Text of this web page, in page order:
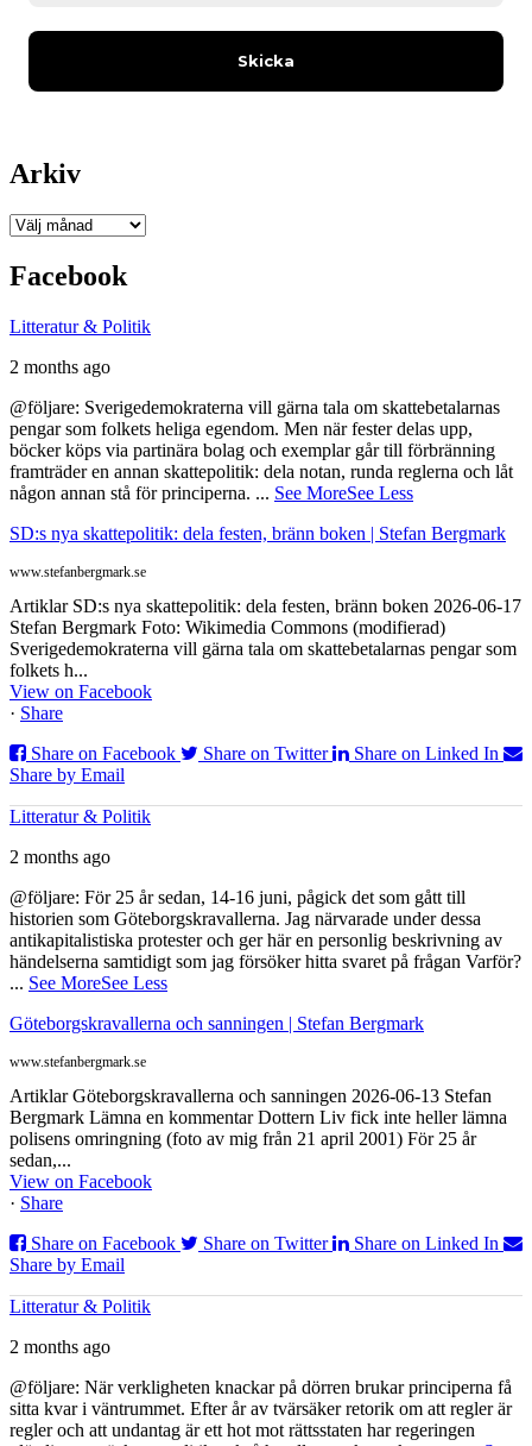
Arkiv
Arkiv
Facebook
Litteratur & Politik
2 months ago
@följare: Sverigedemokraterna vill gärna tala om skattebetalarnas
pengar som folkets heliga egendom. Men när fester delas upp,
böcker köps via partinära bolag och exemplar går till förbränning
framträder en annan skattepolitik: dela notan, runda reglerna och låt
någon annan stå för principerna. ... See MoreSee Less
SD:s nya skattepolitik: dela festen, bränn boken | Stefan Bergmark
www.stefanbergmark.se
Artiklar SD:s nya skattepolitik: dela festen, bränn boken 2026-06-17
Stefan Bergmark Foto: Wikimedia Commons (modifierad)
Sverigedemokraterna vill gärna tala om skattebetalarnas pengar som
folkets h...
View on Facebook
· Share
Share on Facebook
Share on Twitter
Share on Linked In
Share by Email
Litteratur & Politik
2 months ago
@följare: För 25 år sedan, 14-16 juni, pågick det som gått till
historien som Göteborgskravallerna. Jag närvarade under dessa
antikapitalistiska protester och ger här en personlig beskrivning av
händelserna samtidigt som jag försöker hitta svaret på frågan Varför?
... See MoreSee Less
Göteborgskravallerna och sanningen | Stefan Bergmark
www.stefanbergmark.se
Artiklar Göteborgskravallerna och sanningen 2026-06-13 Stefan
Bergmark Lämna en kommentar Dottern Liv fick inte heller lämna
polisens omringning (foto av mig från 21 april 2001) För 25 år
sedan,...
View on Facebook
· Share
Share on Facebook
Share on Twitter
Share on Linked In
Share by Email
Litteratur & Politik
2 months ago
@följare: När verkligheten knackar på dörren brukar principerna få
sitta kvar i väntrummet. Efter år av tvärsäker retorik om att regler är
regler och att undantag är ett hot mot rättsstaten har regeringen